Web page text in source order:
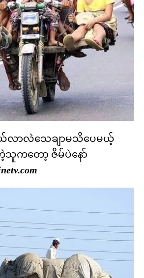
လာလဲသေချာမသိပေမယ့်
သူကတော့ ဇိမ်ပဲနော်